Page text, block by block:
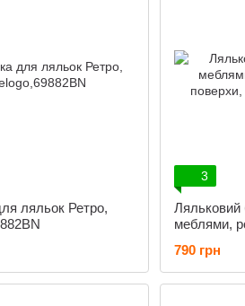
ляльок Ретро,
3
Ляльковий
меблями,
790 грн